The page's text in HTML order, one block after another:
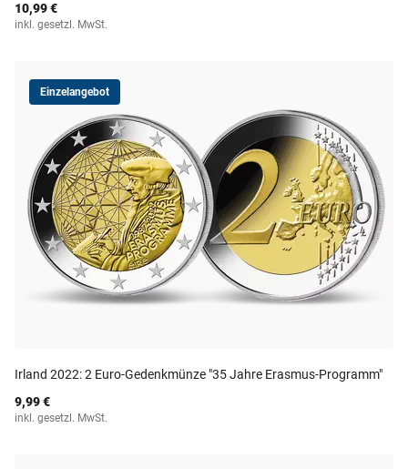
10,99 €
inkl. gesetzl. MwSt.
Einzelangebot
Irland 2022: 2 Euro-Gedenkmünze "35 Jahre Erasmus-Programm"
9,99 €
inkl. gesetzl. MwSt.